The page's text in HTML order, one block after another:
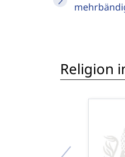
Religion